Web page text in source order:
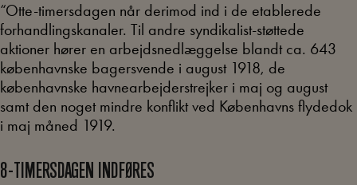
“Otte-timersdagen når derimod ind i de etablerede
forhandlingskanaler. Til andre syndikalist-støttede
aktioner hører en arbejdsnedlæggelse blandt ca. 643
københavnske bagersvende i august 1918, de
københavnske havnearbejderstrejker i maj og august
samt den noget mindre konflikt ved Københavns flydedok
i maj måned 1919.
8-TIMERSDAGEN INDFØRES